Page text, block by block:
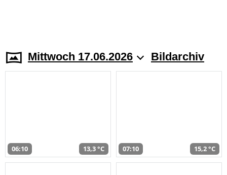
Mittwoch 17.06.2026 Bildarchiv
06:10 13,3 °C 07:10 15,2 °C